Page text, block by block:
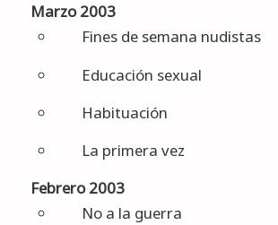
Marzo 2003
Fines de semana nudistas
Educación sexual
Habituación
La primera vez
Febrero 2003
No a la guerra